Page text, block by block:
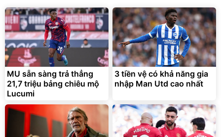
MU sẵn sàng trả thẳng
21,7 triệu bảng chiêu mộ
Lucumi
3 tiền vệ có khả năng gia
nhập Man Utd cao nhất